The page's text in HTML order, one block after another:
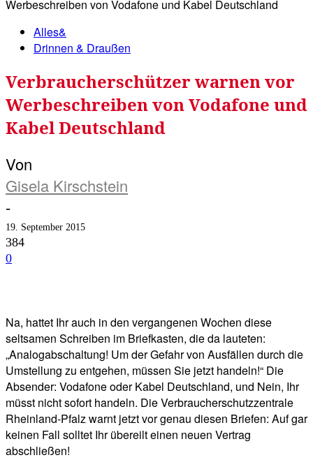
Werbeschreiben von Vodafone und Kabel Deutschland
Alles&
Drinnen & Draußen
Verbraucherschützer warnen vor
Werbeschreiben von Vodafone und
Kabel Deutschland
Von
Gisela Kirschstein
-
19. September 2015
384
0
Na, hattet Ihr auch in den vergangenen Wochen diese
seltsamen Schreiben im Briefkasten, die da lauteten:
„Analogabschaltung! Um der Gefahr von Ausfällen durch die
Umstellung zu entgehen, müssen Sie jetzt handeln!“ Die
Absender: Vodafone oder Kabel Deutschland, und Nein, Ihr
müsst nicht sofort handeln. Die Verbraucherschutzzentrale
Rheinland-Pfalz warnt jetzt vor genau diesen Briefen: Auf gar
keinen Fall solltet Ihr übereilt einen neuen Vertrag
abschließen!